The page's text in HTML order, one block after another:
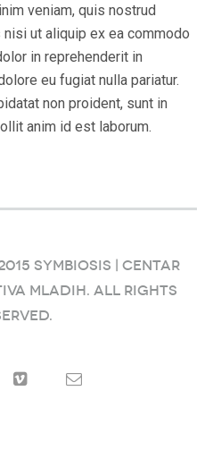
veniam, quis nostrud
ut aliquip ex ea commodo
in reprehenderit in
eu fugiat nulla pariatur.
non proident, sunt in
anim id est laborum.
SYMBIOSIS | Centar
mladih. ALL RIGHTS